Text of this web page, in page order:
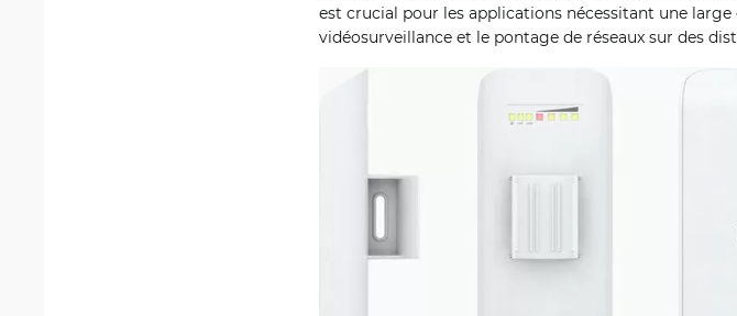
est crucial pour les applications nécessitant une
vidéosurveillance et le pontage de réseaux sur des